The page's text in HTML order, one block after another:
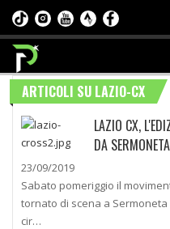
ARTICOLI SU LAZIO-CX
LAZIO CX,
DA SERMONETA
23/09/2019
Sabato pomeriggio il
tornato di scena a
cir…